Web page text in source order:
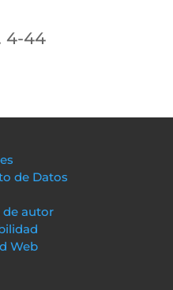
4-44
de Datos
de autor
Web